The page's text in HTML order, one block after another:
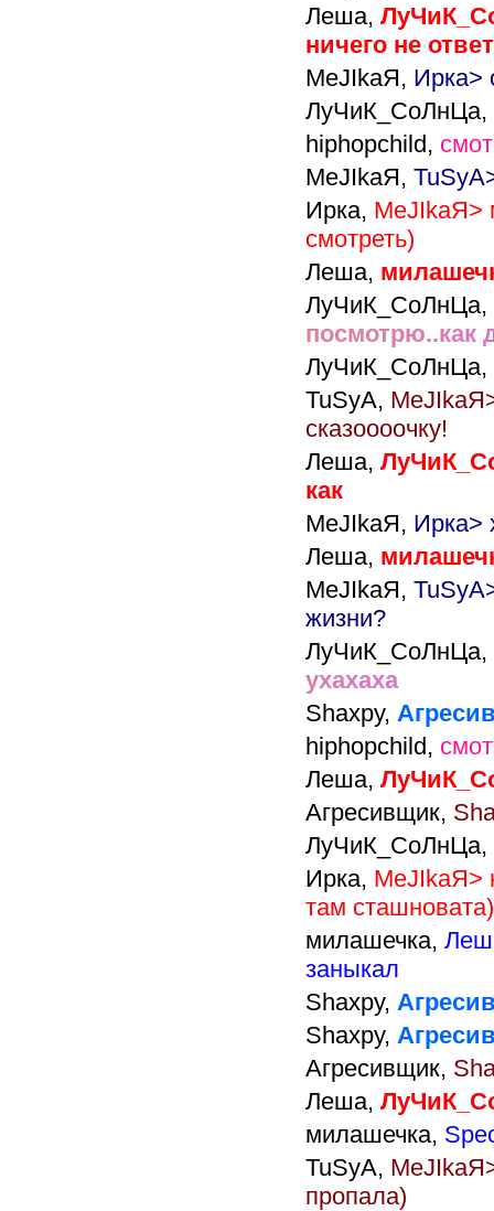
Леша,
ничего не
MeJIkaЯ, Ирка>
ЛуЧиК_СоЛнЦа,
hiphopchild,
MeJIkaЯ,
Ирка, MeJIkaЯ>
смотреть)
Леша,
ЛуЧиК_СоЛнЦа,
посмотрю..как
ЛуЧиК_СоЛнЦа,
TuSyA,
сказоооочку!
Леша,
как
MeJIkaЯ, Ирка>
Леша,
MeJIkaЯ,
жизни?
ЛуЧиК_СоЛнЦа,
ухахаха
Shaxpy,
hiphopchild,
Леша,
Агресивщик,
ЛуЧиК_СоЛнЦа,
Ирка, MeJIkaЯ>
там сташновата)
милашечка,
заныкал
Shaxpy,
Shaxpy,
Агресивщик,
Леша,
милашечка,
TuSyA,
пропала)